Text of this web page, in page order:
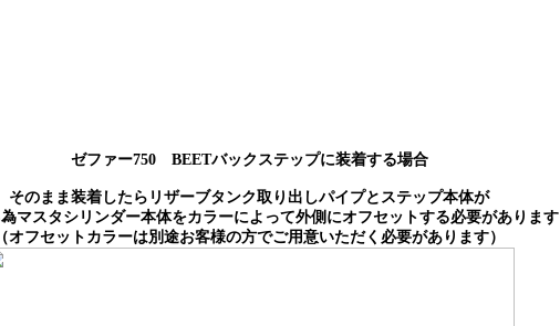
ゼファー750 BEETバックステップに装着する場合
そのまま装着したらリザーブタンク取り出しパイプとステップ本体が
マスタシリンダー本体をカラーによって外側にオフセットする必要があります
（オフセットカラーは別途お客様の方でご用意いただく必要があります）